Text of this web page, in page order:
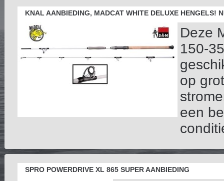
KNAL AANBIEDING, MADCAT WHITE DELUXE HENGELS!
Deze
150-
op
een
SPRO POWERDRIVE XL 865 SUPER AANBIEDING